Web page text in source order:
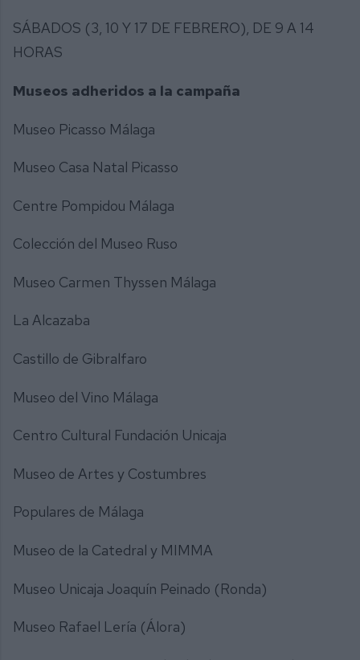
SÁBADOS (3, 10 Y 17 DE FEBRERO), DE 9 A 14
HORAS
Museos adheridos a la campaña
Museo Picasso Málaga
Museo Casa Natal Picasso
Centre Pompidou Málaga
Colección del Museo Ruso
Museo Carmen Thyssen Málaga
La Alcazaba
Castillo de Gibralfaro
Museo del Vino Málaga
Centro Cultural Fundación Unicaja
Museo de Artes y Costumbres
Populares de Málaga
Museo de la Catedral y MIMMA
Museo Unicaja Joaquín Peinado (Ronda)
Museo Rafael Lería (Álora)